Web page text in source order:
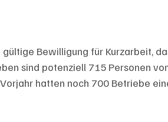
Bewilligung für Kurzarbeit,
sind potenziell 715 Personen
hatten noch 700 Betriebe